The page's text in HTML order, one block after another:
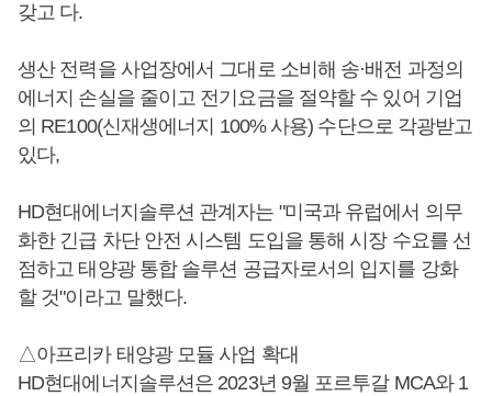
갖고 다.
생산 전력을 사업장에서 그대로 소비해 송·배전 과정의
에너지 손실을 줄이고 전기요금을 절약할 수 있어 기업
의 RE100(신재생에너지 100% 사용) 수단으로 각광받고
있다,
HD현대에너지솔루션 관계자는 "미국과 유럽에서 의무
화한 긴급 차단 안전 시스템 도입을 통해 시장 수요를 선
점하고 태양광 통합 솔루션 공급자로서의 입지를 강화
할 것"이라고 말했다.
△아프리카 태양광 모듈 사업 확대
HD현대에너지솔루션은 2023년 9월 포르투갈 MCA와 1